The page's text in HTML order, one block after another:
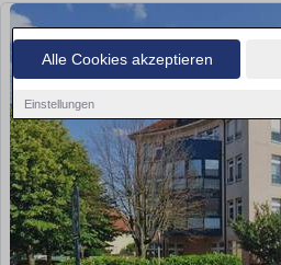
Alle Cookies akzeptieren
Einstellungen